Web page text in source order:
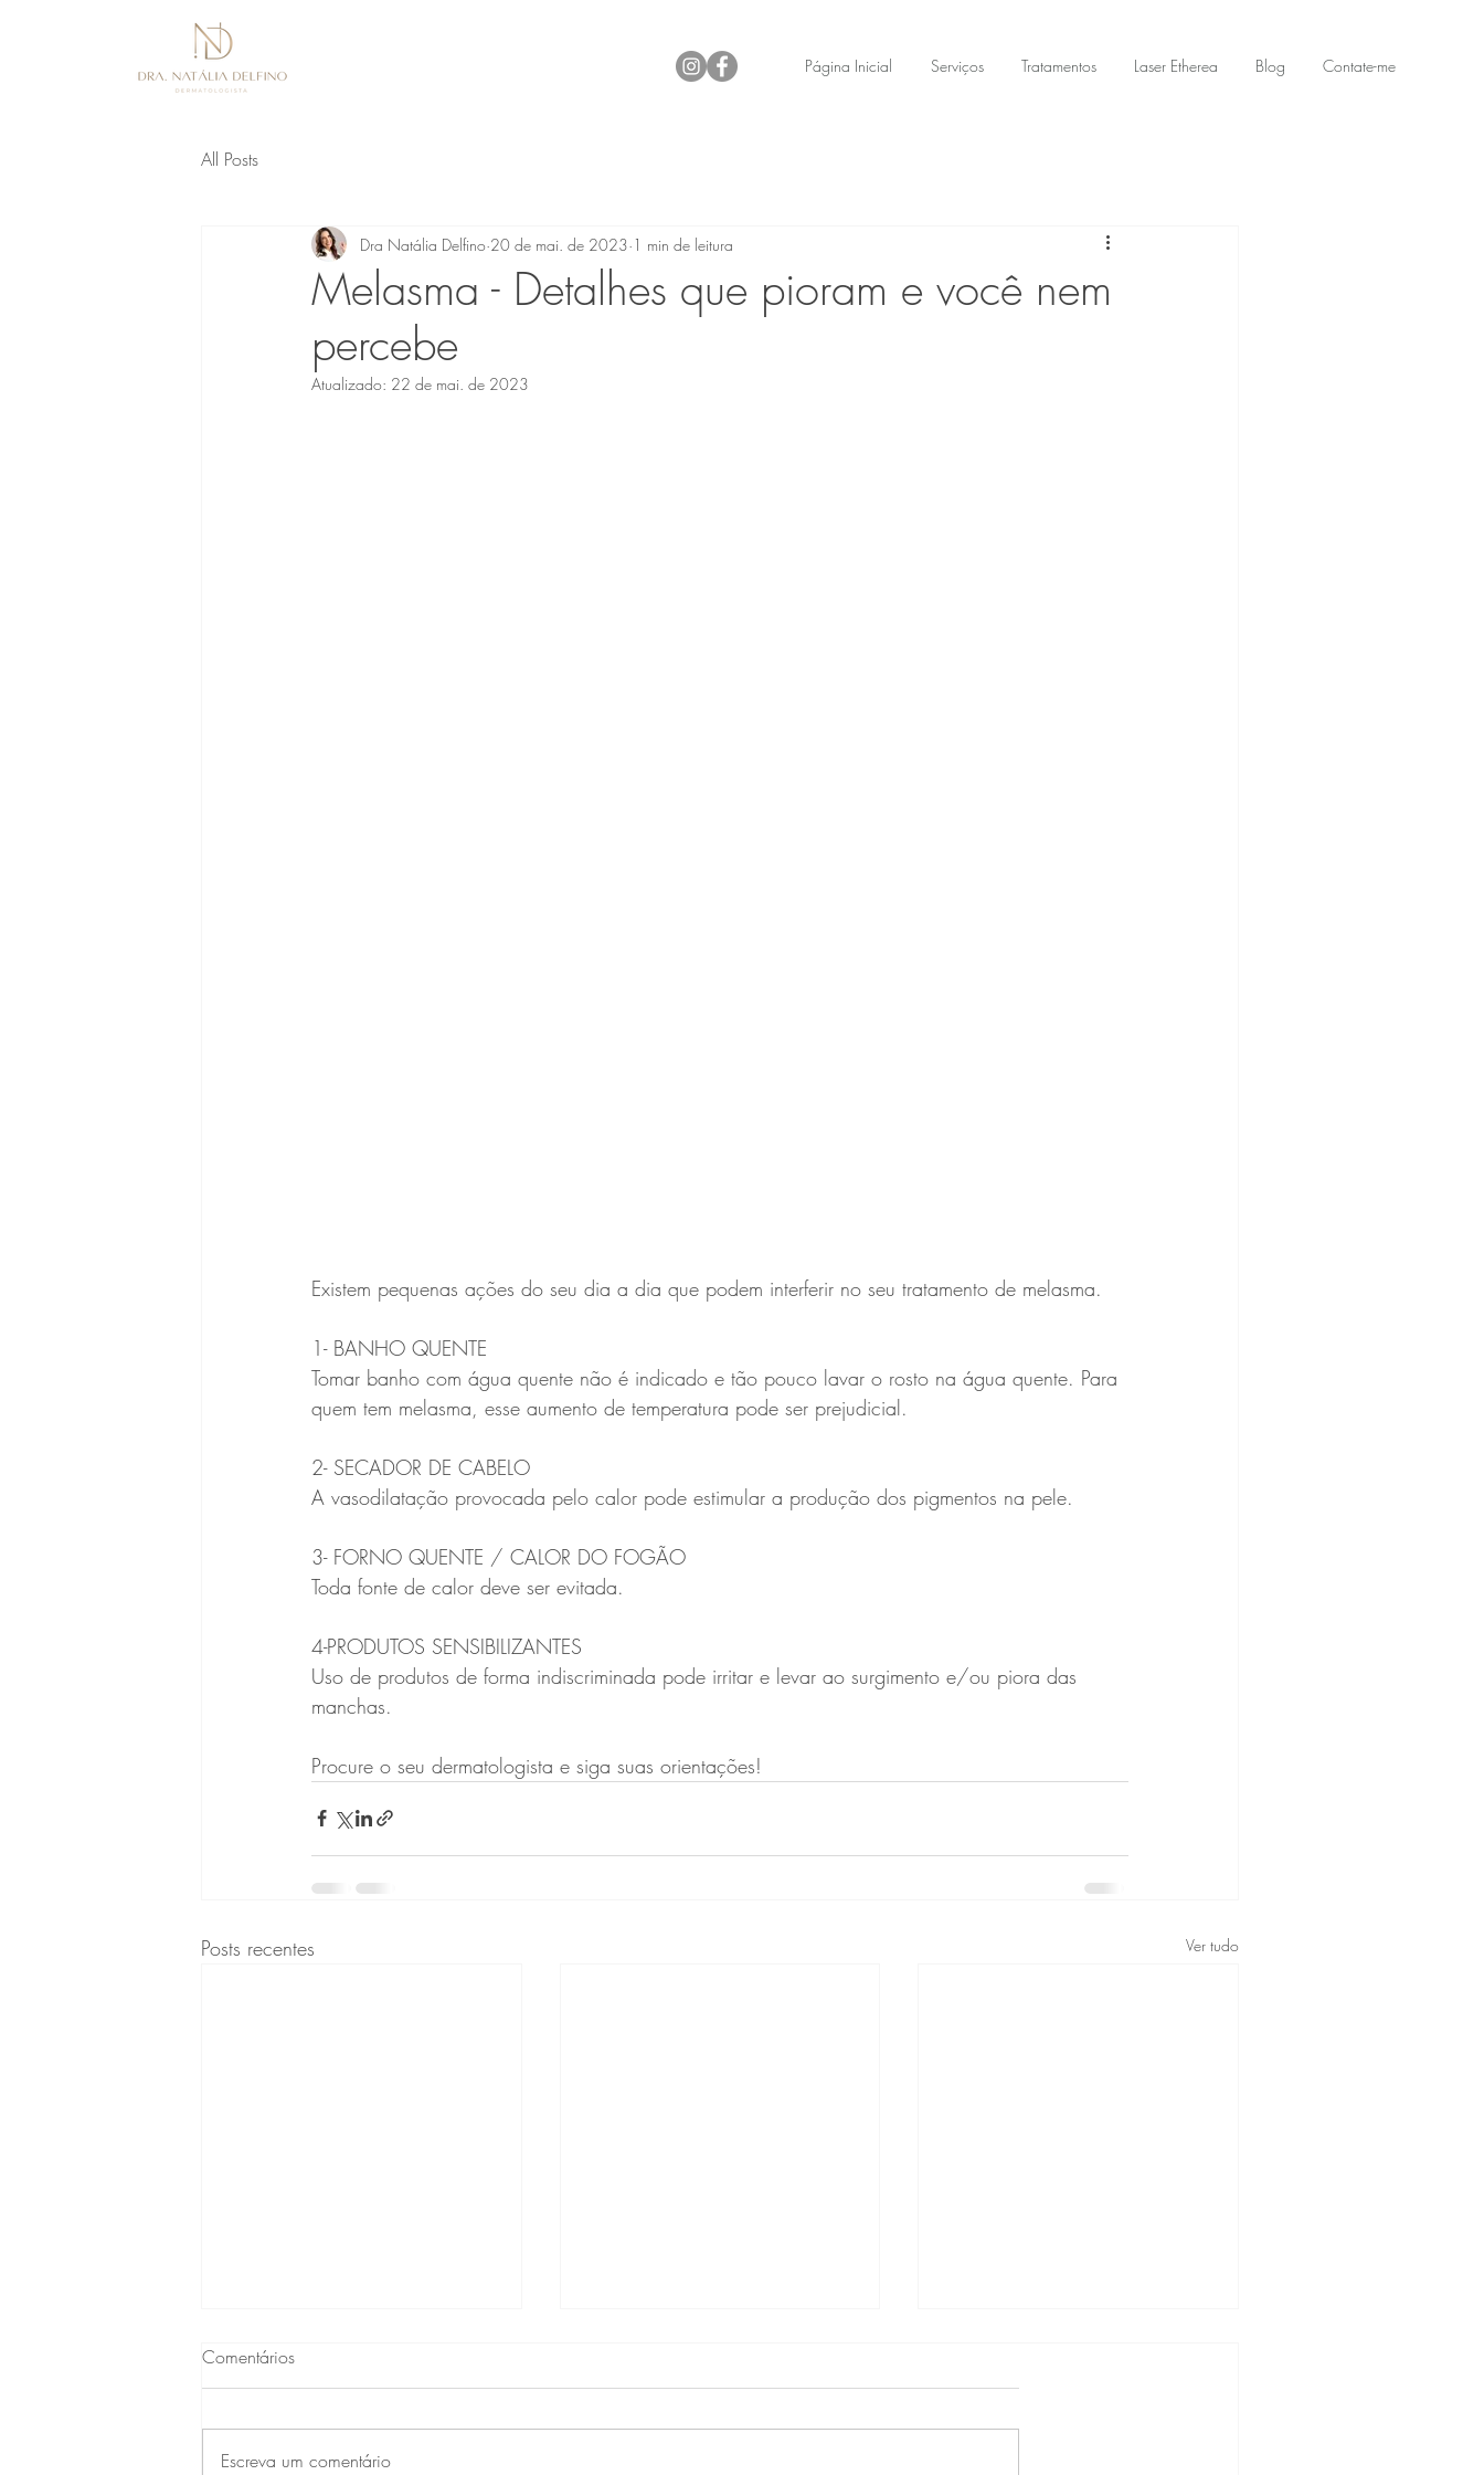
Página Inicial Serviços Tratamentos Laser Etherea Blog Contate-me
All Posts
Melasma - Detalhes que pioram e você nem
percebe
Dra Natália Delfino 20 de mai. de 2023 1 min de leitura
Atualizado: 22 de mai. de 2023
Existem pequenas ações do seu dia a dia que podem interferir no seu tratamento de melasma.
1- BANHO QUENTE
Tomar banho com água quente não é indicado e tão pouco lavar o rosto na água quente. Para
quem tem melasma, esse aumento de temperatura pode ser prejudicial.
2- SECADOR DE CABELO
A vasodilatação provocada pelo calor pode estimular a produção dos pigmentos na pele.
3- FORNO QUENTE / CALOR DO FOGÃO
Toda fonte de calor deve ser evitada.
4-PRODUTOS SENSIBILIZANTES
Uso de produtos de forma indiscriminada pode irritar e levar ao surgimento e/ou piora das
manchas.
‌Procure o seu dermatologista e siga suas orientações!
Posts recentes Ver tudo
Comentários
Escreva um comentário